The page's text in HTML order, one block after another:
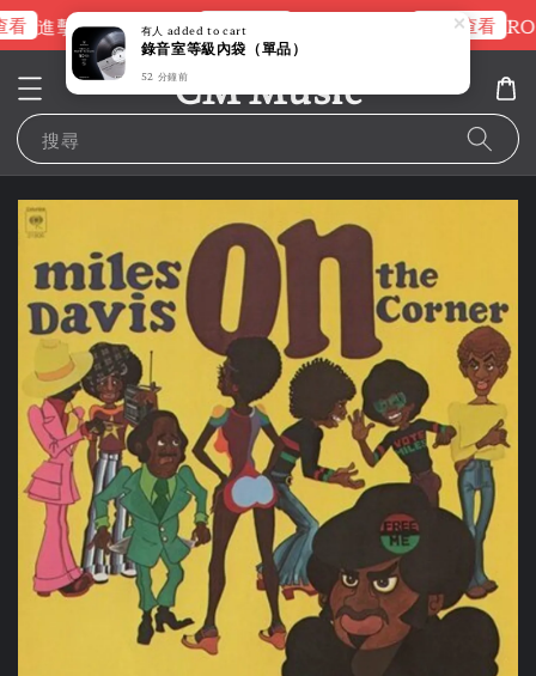
進擊的巨人片頭曲 立即查看 立即查看
CM Music
搜尋
有人 added to cart
錄音室等級內袋（單品）
52 分鐘前